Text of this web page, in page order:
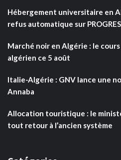
Hébergement universitaire en
refus automatique sur PROGRES
Marché noir en Algérie : le
algérien ce 5 août
Italie-Algérie : GNV lance une
Annaba
Allocation touristique : le
tout retour à l’ancien système